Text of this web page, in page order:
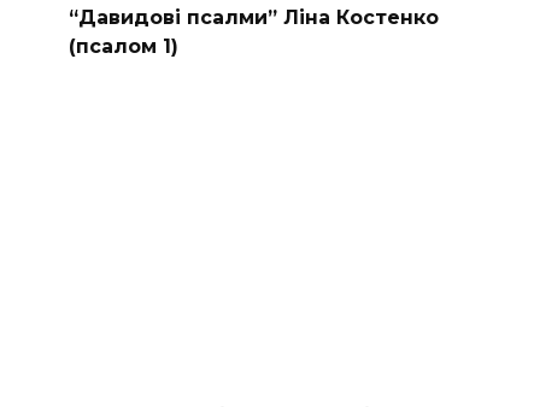
“Давидові псалми” Ліна Костенко
(псалом 1)